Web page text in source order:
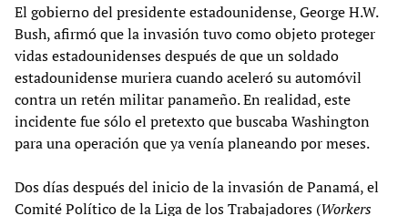
El gobierno del presidente estadounidense, George H.W.
Bush, afirmó que la invasión tuvo como objeto proteger
vidas estadounidenses después de que un soldado
estadounidense muriera cuando aceleró su automóvil
contra un retén militar panameño. En realidad, este
incidente fue sólo el pretexto que buscaba Washington
para una operación que ya venía planeando por meses.
Dos días después del inicio de la invasión de Panamá, el
Comité Político de la Liga de los Trabajadores (Workers